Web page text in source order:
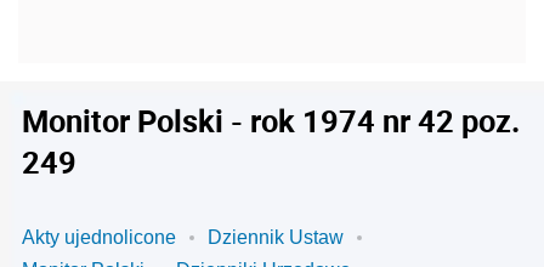
Monitor Polski - rok 1974 nr 42 poz.
249
Akty ujednolicone
Dziennik Ustaw